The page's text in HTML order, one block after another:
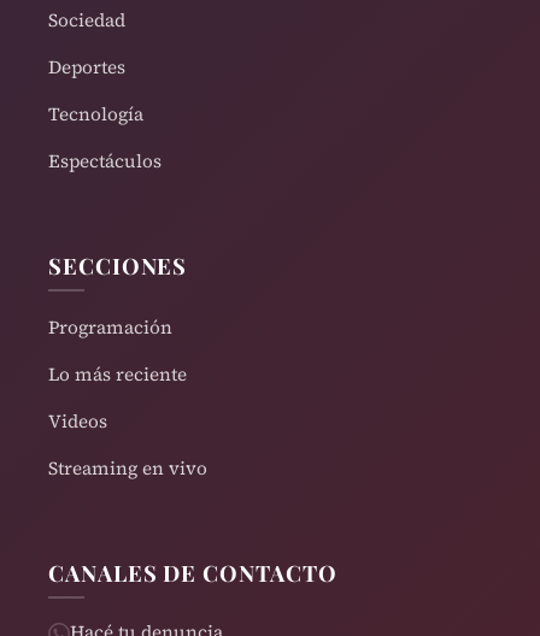
Sociedad
Deportes
Tecnología
Espectáculos
SECCIONES
Programación
Lo más reciente
Videos
Streaming en vivo
CANALES DE CONTACTO